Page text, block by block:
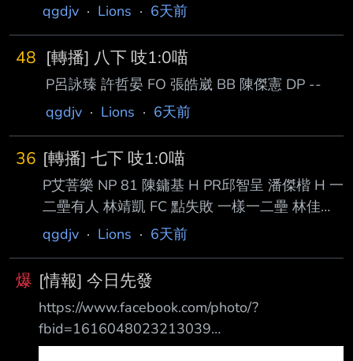
豪傳本壘，林政華滑回本壘得分。 陳鏞基與潘
傑楷7局下無人出局連續安打，林靖凱觸擊戰術
失敗，林佳緯三振，朱迦恩代打 擊出中外野飛
球被接殺，兩隊全場
qgdjv · Lions · 6天前
48 [轉播] 八下 吱1:0喵
P呂詠臻 許哲晏 FO 張皓崴 BB 陳傑憲 DP --
qgdjv · Lions · 6天前
36 [轉播] 七下 吱1:0喵
P艾菩樂 NP 81 陳鏞基 H PR邱智呈 潘傑楷 H 一
二壘有人 林靖凱 FC 點失敗 一樣一二壘 林佳緯
K PH朱迦恩 FO 為什麼是代打張翔啊 我看不懂 -
qgdjv · Lions · 6天前
爆 [情報] 今日先發
https://www.facebook.com/photo/?
fbid=1616048023213039
https://i.meee.com.tw/5VgDCTp.jpg 7/31(五)